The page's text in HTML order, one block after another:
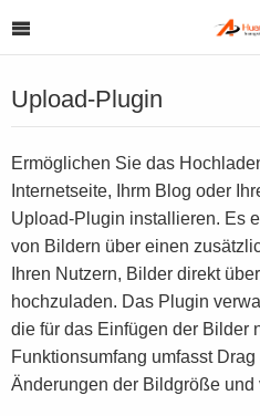
Upload-Plugin
Ermöglichen Sie das
Internetseite, Ihrm Blog oder
Upload-Plugin installieren. Es
von Bildern über einen
Ihren Nutzern, Bilder direkt
hochzuladen. Das Plugin
die für das Einfügen der Bilder
Funktionsumfang umfasst
Änderungen der Bildgröße und